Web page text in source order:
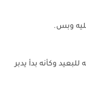
وبس.
وكأنه بدأ يدبر